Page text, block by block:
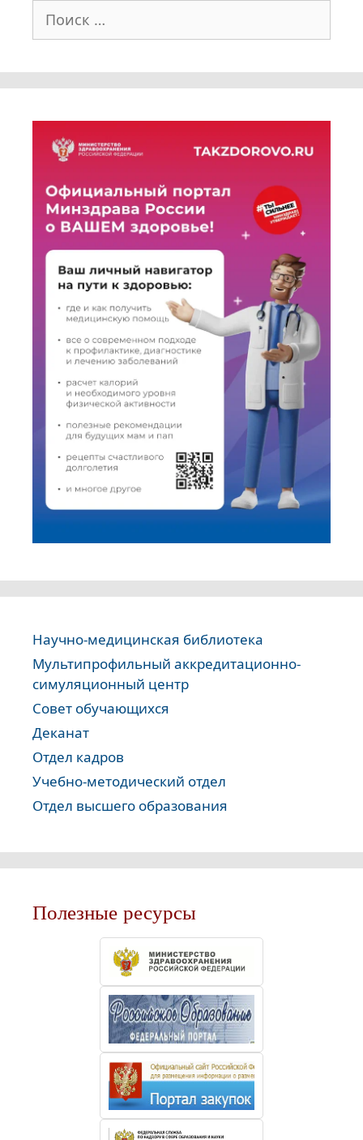
Научно-медицинская библиотека
Мультипрофильный аккредитационно-
симуляционный центр
Совет обучающихся
Деканат
Отдел кадров
Учебно-методический отдел
Отдел высшего образования
Полезные ресурсы